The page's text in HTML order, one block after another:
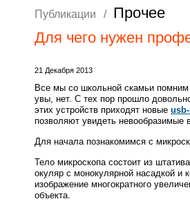
Публикации /
Прочее
Для чего нужен
21 Декабря 2013
Все мы со школьной скамьи помним
увы, нет. С тех пор прошло
этих устройств приходят новые
позволяют увидеть невообразимые
Для начала познакомимся с
Тело микроскопа состоит из
окуляр с монокулярной насадкой и
изображение многократного
объекта.